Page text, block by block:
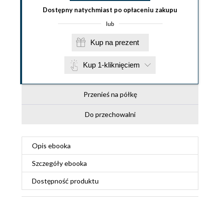
Dostępny natychmiast po opłaceniu zakupu
lub
Kup na prezent
Kup 1-kliknięciem
Przenieś na półkę
Do przechowalni
Opis ebooka
Szczegółyebooka
Dostępność produktu